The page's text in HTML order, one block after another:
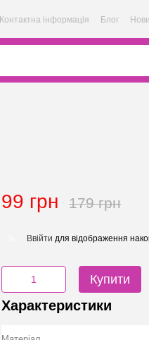
Контактна інформація Блог
99 грн 179 грн
Ввійти для відображення
Купити
Характеристики